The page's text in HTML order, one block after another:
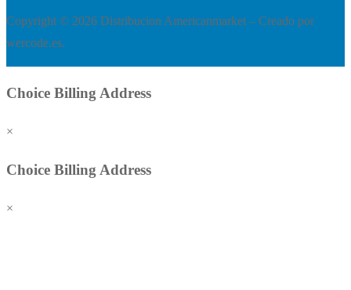
Copyright © 2026 Distribucion Americanmarket – Creado por
wercode.es.
Choice Billing Address
×
Choice Billing Address
×